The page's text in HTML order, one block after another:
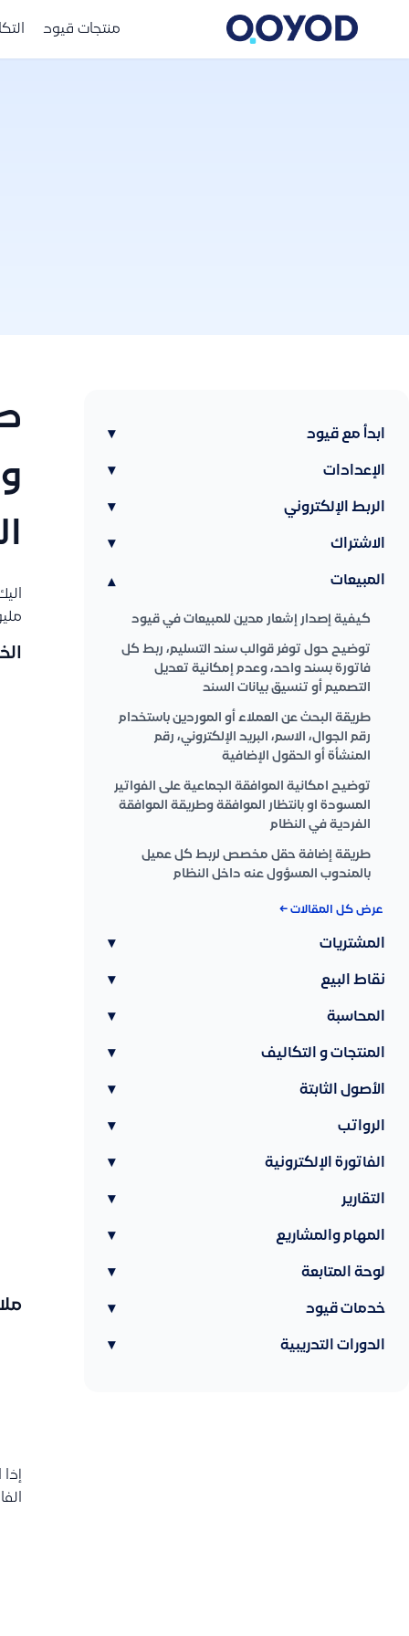
منتجات قيود
ابدأ مع قيود ▾
الإعدادات ▾
الربط الإلكتروني ▾
الاشتراك ▾
المبيعات ▾
كيفية إصدار إشعار مدين للمبيعات في قيود
توضيح حول توفر قوالب سند التسليم، ربط كل
فاتورة بسند واحد، وعدم إمكانية تعديل
التصميم أو تنسيق بيانات السند
طريقة البحث عن العملاء أو الموردين باستخدام
رقم الجوال، الاسم، البريد الإلكتروني، رقم
المنشأة أو الحقول الإضافية
توضيح امكانية الموافقة الجماعية على الفواتير
المسودة او بانتظار الموافقة وطريقة الموافقة
الفردية في النظام
طريقة إضافة حقل مخصص لربط كل عميل
بالمندوب المسؤول عنه داخل النظام
عرض كل المقالات ←
المشتريات ▾
نقاط البيع ▾
المحاسبة ▾
المنتجات و التكاليف ▾
الأصول الثابتة ▾
الرواتب ▾
الفاتورة الإلكترونية ▾
التقارير ▾
المهام والمشاريع ▾
لوحة المتابعة ▾
خدمات قيود ▾
الدورات التدريبية ▾